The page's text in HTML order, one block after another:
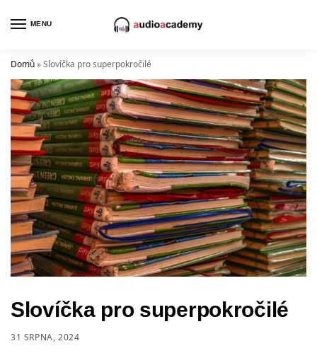
MENU
Domů»Slovíčka pro superpokročilé
Slovíčka pro superpokročilé
31 SRPNA, 2024